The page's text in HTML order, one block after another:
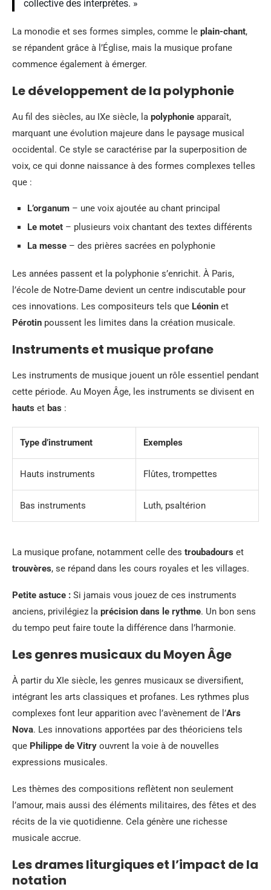
collective des interprètes. »
La monodie et ses formes simples, comme le plain-chant,
se répandent grâce à l’Église, mais la musique profane
commence également à émerger.
Le développement de la polyphonie
Au fil des siècles, au IXe siècle, la polyphonie apparaît,
marquant une évolution majeure dans le paysage musical
occidental. Ce style se caractérise par la superposition de
voix, ce qui donne naissance à des formes complexes telles
que :
L’organum – une voix ajoutée au chant principal
Le motet – plusieurs voix chantant des textes différents
La messe – des prières sacrées en polyphonie
Les années passent et la polyphonie s’enrichit. À Paris,
l’école de Notre-Dame devient un centre indiscutable pour
ces innovations. Les compositeurs tels que Léonin et
Pérotin poussent les limites dans la création musicale.
Instruments et musique profane
Les instruments de musique jouent un rôle essentiel pendant
cette période. Au Moyen Âge, les instruments se divisent en
hauts et bas :
Type d’instrument Exemples
Hauts instruments Flûtes, trompettes
Bas instruments Luth, psaltérion
La musique profane, notamment celle des troubadours et
trouvères, se répand dans les cours royales et les villages.
Petite astuce : Si jamais vous jouez de ces instruments
anciens, privilégiez la précision dans le rythme. Un bon sens
du tempo peut faire toute la différence dans l’harmonie.
Les genres musicaux du Moyen Âge
À partir du XIe siècle, les genres musicaux se diversifient,
intégrant les arts classiques et profanes. Les rythmes plus
complexes font leur apparition avec l’avènement de l’Ars
Nova. Les innovations apportées par des théoriciens tels
que Philippe de Vitry ouvrent la voie à de nouvelles
expressions musicales.
Les thèmes des compositions reflètent non seulement
l’amour, mais aussi des éléments militaires, des fêtes et des
récits de la vie quotidienne. Cela génère une richesse
musicale accrue.
Les drames liturgiques et l’impact de la
notation